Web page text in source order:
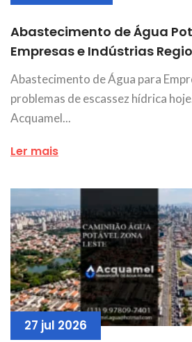
Abastecimento de Água
Empresas e Indústrias
Abastecimento de Água para
problemas de escassez hídrica
Acquamel...
Ler mais
27 jul 2026